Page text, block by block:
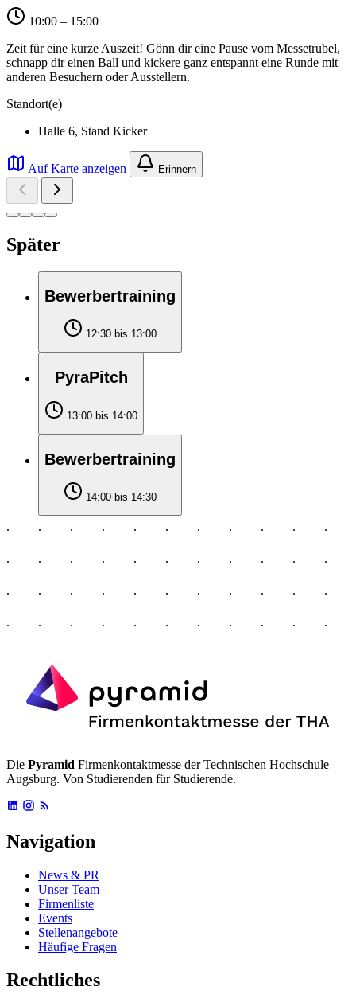
10:00 – 15:00
Zeit für eine kurze Auszeit! Gönn dir eine Pause vom Messetrubel,
schnapp dir einen Ball und kickere ganz entspannt eine Runde mit
anderen Besuchern oder Ausstellern.
Standort(e)
Halle 6, Stand Kicker
Auf Karte anzeigen Erinnern
Später
Bewerbertraining
12:30 bis 13:00
PyraPitch
13:00 bis 14:00
Bewerbertraining
14:00 bis 14:30
Die Pyramid Firmenkontaktmesse der Technischen Hochschule
Augsburg. Von Studierenden für Studierende.
Navigation
News & PR
Unser Team
Firmenliste
Events
Stellenangebote
Häufige Fragen
Rechtliches